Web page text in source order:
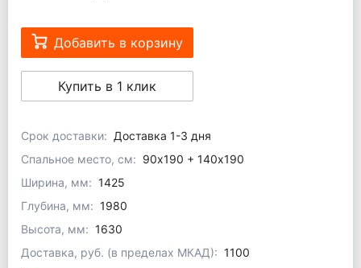
Добавить в корзину
Купить в 1 клик
Срок доставки: Доставка 1-3 дня
Спальное место, см: 90х190 + 140х190
Ширина, мм: 1425
Глубина, мм: 1980
Высота, мм: 1630
Доставка, руб. (в пределах МКАД): 1100